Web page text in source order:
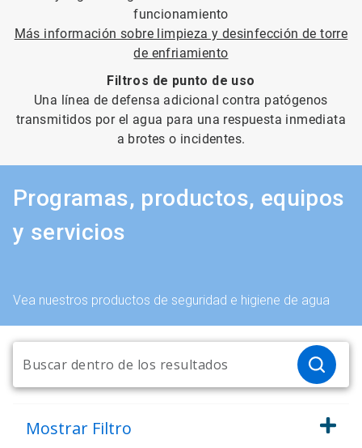
funcionamiento
Más información sobre limpieza y desinfección de torre
de enfriamiento
Filtros de punto de uso
Una línea de defensa adicional contra patógenos
transmitidos por el agua para una respuesta inmediata
a brotes o incidentes.
Programas, productos, equipos
y servicios
Vea nuestros productos de seguridad e higiene de agua
Mostrar Filtro